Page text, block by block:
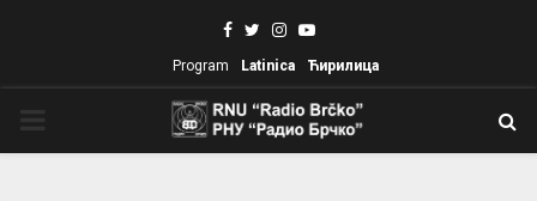
Facebook
TwitterInstagram
Youtube
Program Latinica Ћирилица